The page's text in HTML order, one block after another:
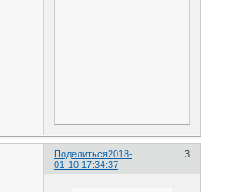
Поделиться 3
2018-
01-10 17:34:37